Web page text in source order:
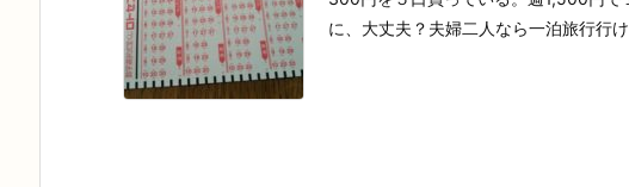
に、大丈夫？夫婦二人なら一泊旅行行